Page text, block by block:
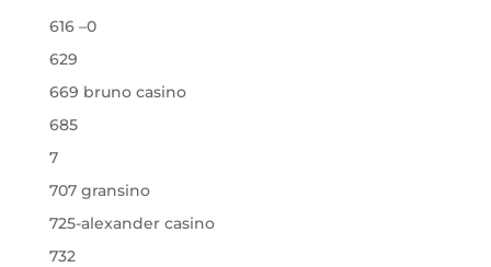
616 –0
629
669 bruno casino
685
7
707 gransino
725-alexander casino
732